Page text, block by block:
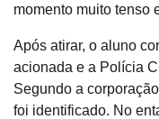
momento muito tenso
Após atirar, o aluno
acionada e a Polícia
Segundo a
foi identificado. No